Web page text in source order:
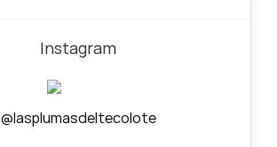
Instagram
@lasplumasdeltecolote